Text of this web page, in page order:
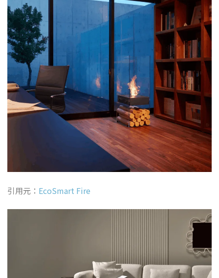
引用元： EcoSmart Fire